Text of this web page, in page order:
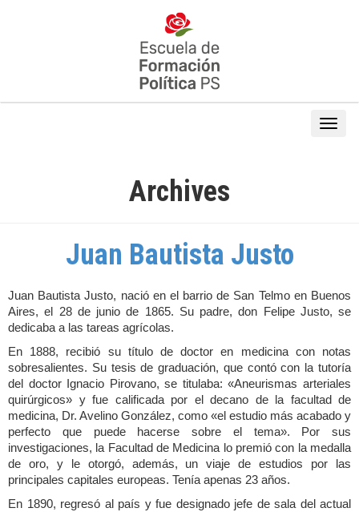
Archives
Juan Bautista Justo
Juan Bautista Justo, nació en el barrio de San Telmo en Buenos
Aires, el 28 de junio de 1865. Su padre, don Felipe Justo, se
dedicaba a las tareas agrícolas.
En 1888, recibió su título de doctor en medicina con notas
sobresalientes. Su tesis de graduación, que contó con la tutoría
del doctor Ignacio Pirovano, se titulaba: «Aneurismas arteriales
quirúrgicos» y fue calificada por el decano de la facultad de
medicina, Dr. Avelino González, como «el estudio más acabado y
perfecto que puede hacerse sobre el tema». Por sus
investigaciones, la Facultad de Medicina lo premió con la medalla
de oro, y le otorgó, además, un viaje de estudios por las
principales capitales europeas. Tenía apenas 23 años.
En 1890, regresó al país y fue designado jefe de sala del actual